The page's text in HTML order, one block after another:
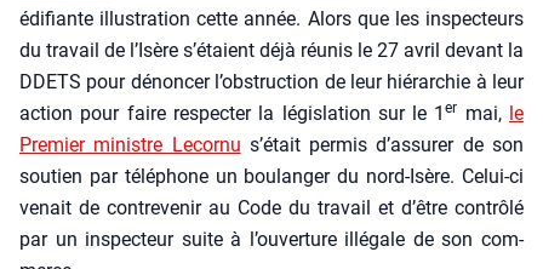
édi­fiante illus­tra­tion cette année. Alors que les ins­pec­teurs
du tra­vail de l’Isère s’étaient déjà réunis le 27 avril devant la
DDETS pour dénon­cer l’obstruction de leur hié­rar­chie à leur
action pour faire res­pec­ter la légis­la­tion sur le 1er mai, le
Pre­mier ministre Lecor­nu s’était per­mis d’assurer de son
sou­tien par télé­phone un bou­lan­ger du nord-Isère. Celui-ci
venait de contre­ve­nir au Code du tra­vail et d’être contrô­lé
par un ins­pec­teur suite à l’ouverture illé­gale de son com­